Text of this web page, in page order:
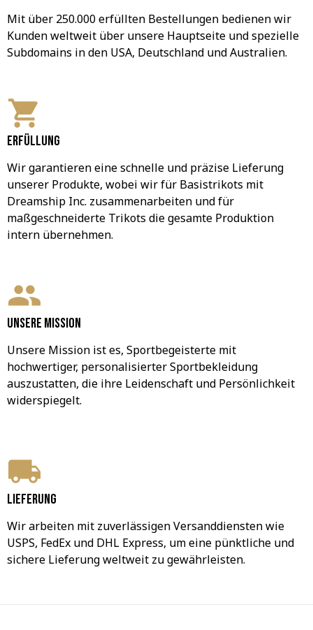
Mit über 250.000 erfüllten Bestellungen bedienen wir
Kunden weltweit über unsere Hauptseite und spezielle
Subdomains in den USA, Deutschland und Australien.
Erfüllung
Wir garantieren eine schnelle und präzise Lieferung
unserer Produkte, wobei wir für Basistrikots mit
Dreamship Inc. zusammenarbeiten und für
maßgeschneiderte Trikots die gesamte Produktion
intern übernehmen.
Unsere Mission
Unsere Mission ist es, Sportbegeisterte mit
hochwertiger, personalisierter Sportbekleidung
auszustatten, die ihre Leidenschaft und Persönlichkeit
widerspiegelt.
Lieferung
Wir arbeiten mit zuverlässigen Versanddiensten wie
USPS, FedEx und DHL Express, um eine pünktliche und
sichere Lieferung weltweit zu gewährleisten.